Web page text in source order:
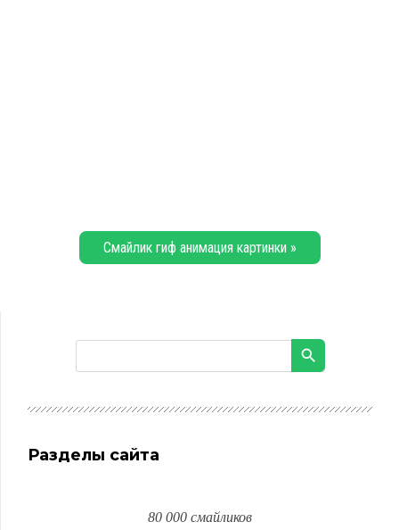
Смайлик гиф анимация картинки »
Разделы сайта
80 000 смайликов